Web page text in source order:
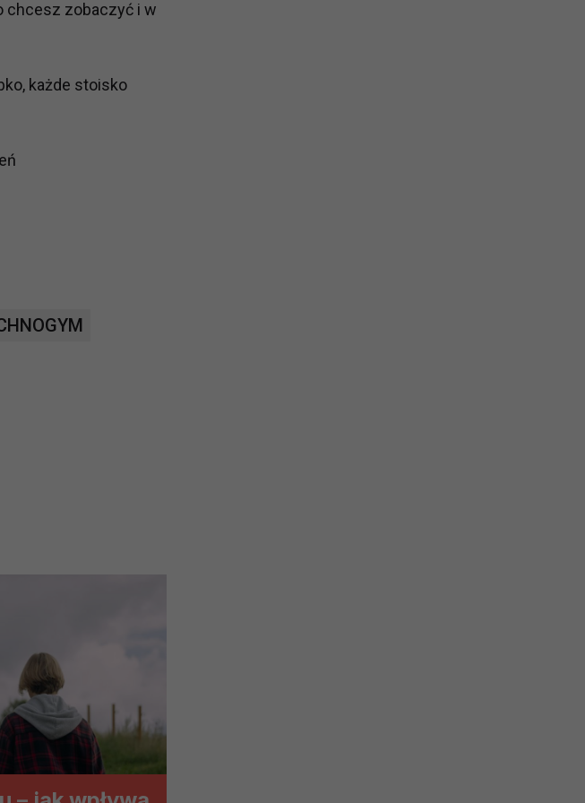
chcesz zobaczyć i w
każde stoisko
podmiotom przetwarzającym je na nasze zlecenie,
uprawnionym do uzyskania danych na podstawie
gdy wystąpią z żądaniem w oparciu o stosowną podstawę
z obowiązującymi przepisami, podstawie prawnej.
w tym dopasowywania ich do Twoich zainteresowań,
jest niezbędność do wykonania umów o ich świadczenie